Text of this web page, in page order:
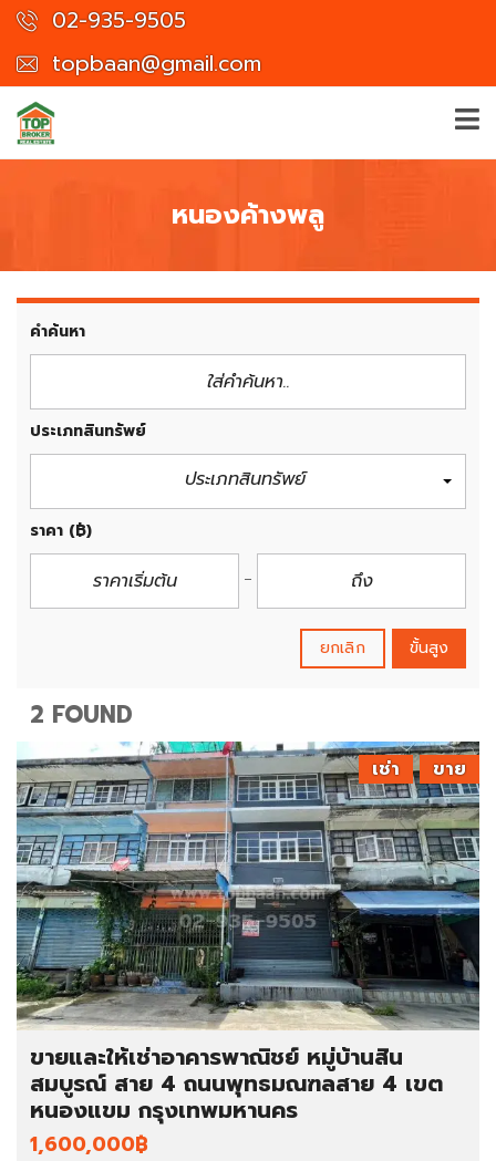
02-935-9505
topbaan@gmail.com
หนองค้างพลู
คำค้นหา
ประเภทสินทรัพย์
ประเภทสินทรัพย์
ราคา (฿)
ยกเลิก ขั้นสูง
2 FOUND
ขาย
เช่า
ขายและให้เช่าอาคารพาณิชย์ หมู่บ้านสิน
สมบูรณ์ สาย 4 ถนนพุทธมณฑลสาย 4 เขต
หนองแขม กรุงเทพมหานคร
1,600,000฿